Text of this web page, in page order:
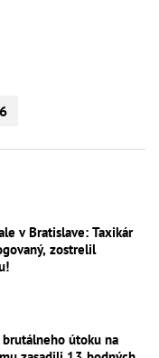
6
v Bratislave: Taxikár
zostrelil
brutálneho útoku na